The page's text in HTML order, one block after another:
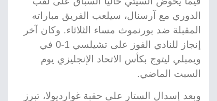
الدوري مع آرسنال، سيلعب الفريق مباراته
المقبلة ضد بورنموث مساء الثلاثاء. وكان آخر
إنجاز للنادي الفوز على تشيلسي 1-0 في
ويمبلي ليتوج بكأس الاتحاد الإنجليزي يوم
السبت الماضي.
وبعد إسدال الستار على حقبة غوارديولا، تبرز